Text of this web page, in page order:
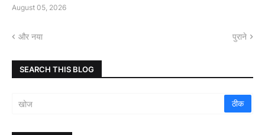
August 05, 2026
और नया पुराने
SEARCH THIS BLOG